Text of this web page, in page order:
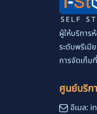
ผู้ให้บริการ
ระดับพรีเมี
การจัดเก็บ
ศูนย์บริก
อีเมล: